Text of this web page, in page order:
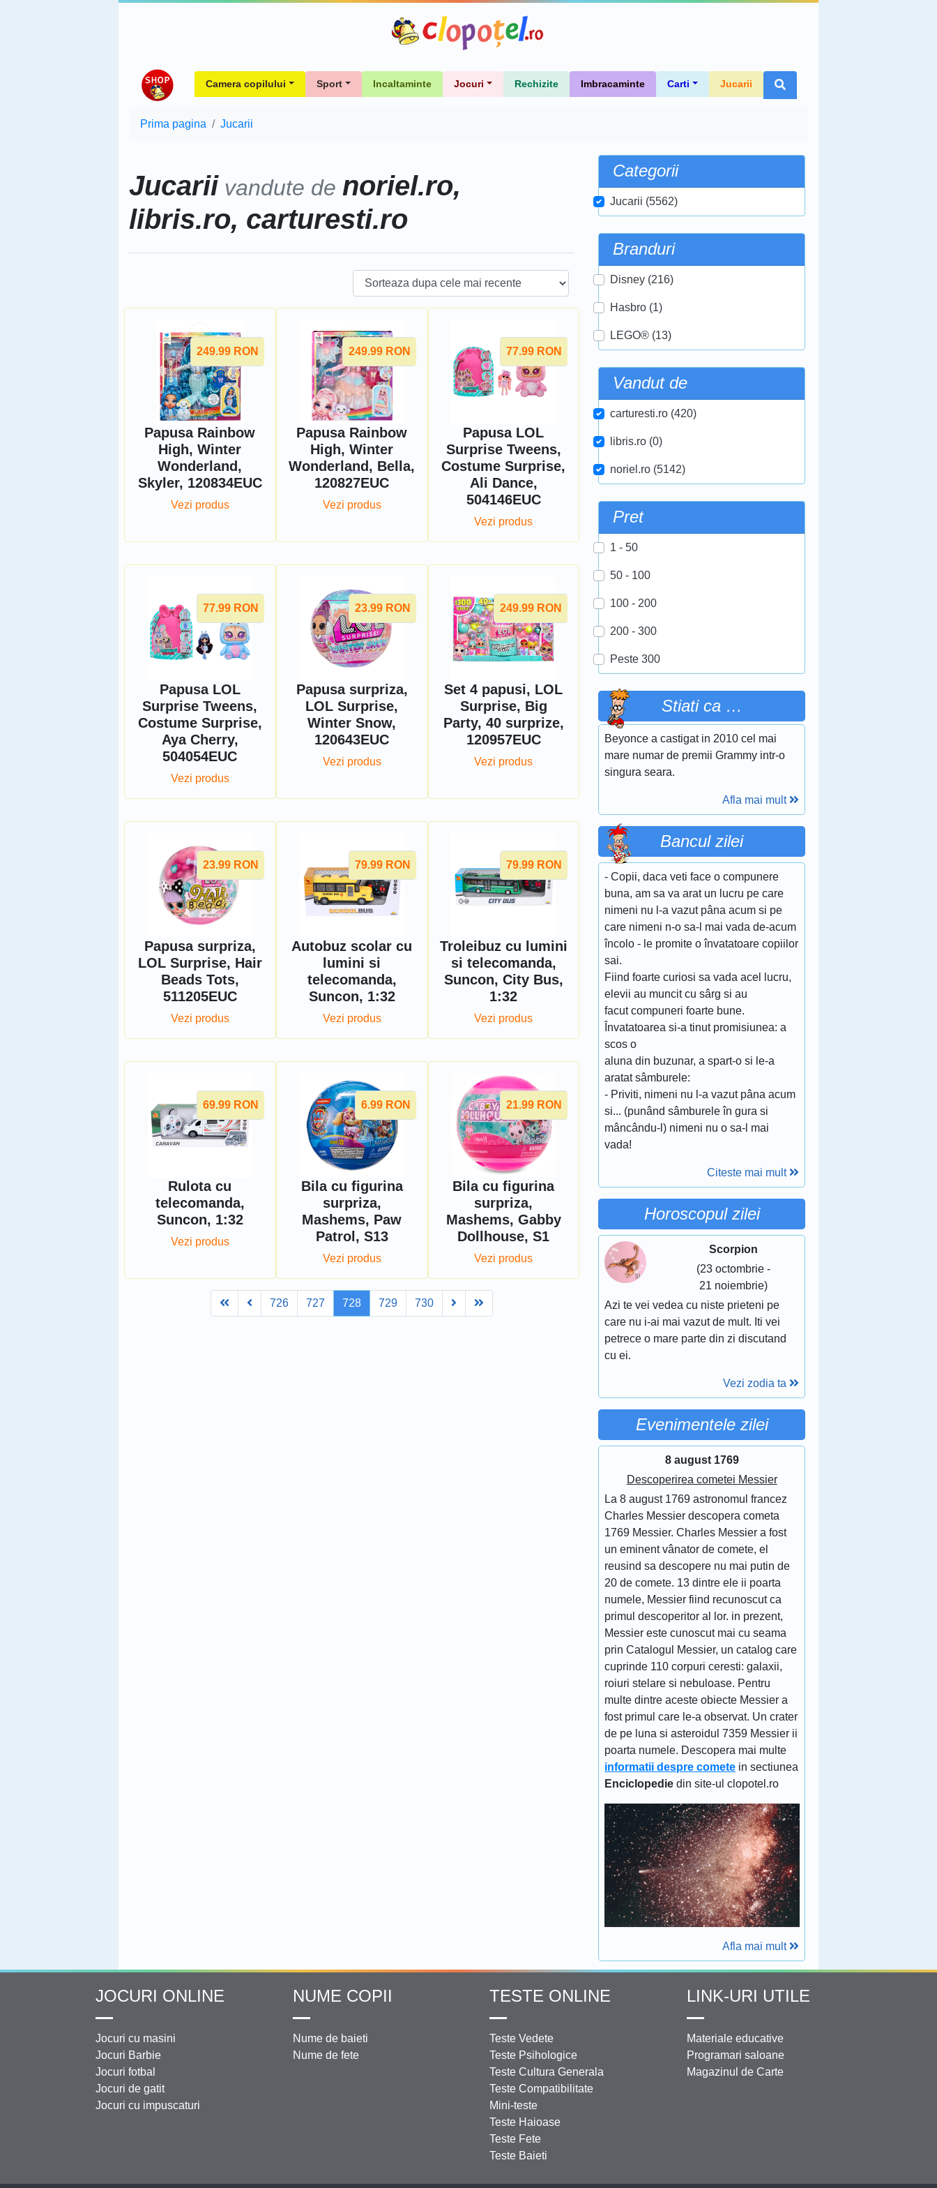
Camera copilului Sport Incaltaminte Jocuri Rechizite Imbracaminte Carti Jucarii
Prima pagina Jucarii
Jucarii vandute de noriel.ro,
libris.ro, carturesti.ro
249.99 RON
Papusa Rainbow
High, Winter
Wonderland,
Skyler, 120834EUC
Vezi produs
249.99 RON
Papusa Rainbow
High, Winter
Wonderland, Bella,
120827EUC
Vezi produs
77.99 RON
Papusa LOL
Surprise Tweens,
Costume Surprise,
Ali Dance,
504146EUC
Vezi produs
77.99 RON
Papusa LOL
Surprise Tweens,
Costume Surprise,
Aya Cherry,
504054EUC
Vezi produs
23.99 RON
Papusa surpriza,
LOL Surprise,
Winter Snow,
120643EUC
Vezi produs
249.99 RON
Set 4 papusi, LOL
Surprise, Big
Party, 40 surprize,
120957EUC
Vezi produs
23.99 RON
Papusa surpriza,
LOL Surprise, Hair
Beads Tots,
511205EUC
Vezi produs
79.99 RON
Autobuz scolar cu
lumini si
telecomanda,
Suncon, 1:32
Vezi produs
79.99 RON
Troleibuz cu lumini
si telecomanda,
Suncon, City Bus,
1:32
Vezi produs
69.99 RON
Rulota cu
telecomanda,
Suncon, 1:32
Vezi produs
6.99 RON
Bila cu figurina
surpriza,
Mashems, Paw
Patrol, S13
Vezi produs
21.99 RON
Bila cu figurina
surpriza,
Mashems, Gabby
Dollhouse, S1
Vezi produs
FirstPrev726 727 728 729 730 Next
Categorii
Jucarii (5562)
Branduri
Disney (216)
Hasbro (1)
LEGO® (13)
Vandut de
carturesti.ro (420)
libris.ro (0)
noriel.ro (5142)
Pret
1 - 50
50 - 100
100 - 200
200 - 300
Peste 300
Stiati ca …
Beyonce a castigat in 2010 cel mai
mare numar de premii Grammy intr-o
singura seara.
Afla mai mult
Bancul zilei
- Copii, daca veti face o compunere
buna, am sa va arat un lucru pe care
nimeni nu l-a vazut pâna acum si pe
care nimeni n-o sa-l mai vada de-acum
încolo - le promite o învatatoare copiilor
sai.
Fiind foarte curiosi sa vada acel lucru,
elevii au muncit cu sârg si au
facut compuneri foarte bune.
Învatatoarea si-a tinut promisiunea: a
scos o
aluna din buzunar, a spart-o si le-a
aratat sâmburele:
- Priviti, nimeni nu l-a vazut pâna acum
si... (punând sâmburele în gura si
mâncându-l) nimeni nu o sa-l mai
vada!
Citeste mai mult
Horoscopul zilei
Scorpion
(23 octombrie -
21 noiembrie)
Azi te vei vedea cu niste prieteni pe
care nu i-ai mai vazut de mult. Iti vei
petrece o mare parte din zi discutand
cu ei.
Vezi zodia ta
Evenimentele zilei
8 august 1769
Descoperirea cometei Messier
La 8 august 1769 astronomul francez
Charles Messier descopera cometa
1769 Messier. Charles Messier a fost
un eminent vânator de comete, el
reusind sa descopere nu mai putin de
20 de comete. 13 dintre ele ii poarta
numele, Messier fiind recunoscut ca
primul descoperitor al lor. in prezent,
Messier este cunoscut mai cu seama
prin Catalogul Messier, un catalog care
cuprinde 110 corpuri ceresti: galaxii,
roiuri stelare si nebuloase. Pentru
multe dintre aceste obiecte Messier a
fost primul care le-a observat. Un crater
de pe luna si asteroidul 7359 Messier ii
poarta numele. Descopera mai multe
informatii despre comete in sectiunea
Enciclopedie din site-ul clopotel.ro
Afla mai mult
JOCURI ONLINE
Jocuri cu masini
Jocuri Barbie
Jocuri fotbal
Jocuri de gatit
Jocuri cu impuscaturi
NUME COPII
Nume de baieti
Nume de fete
TESTE ONLINE
Teste Vedete
Teste Psihologice
Teste Cultura Generala
Teste Compatibilitate
Mini-teste
Teste Haioase
Teste Fete
Teste Baieti
LINK-URI UTILE
Materiale educative
Programari saloane
Magazinul de Carte